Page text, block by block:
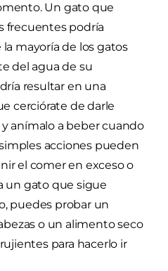
Un gato que
frecuentes podría
mayoría de los gatos
del agua de su
resultar en una
cerciórate de darle
anímalo a beber cuando
acciones pueden
el comer en exceso o
un gato que sigue
puedes probar un
o un alimento seco
para hacerlo ir